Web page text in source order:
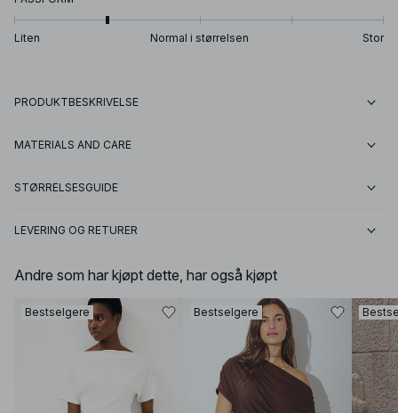
Liten Normal i størrelsen Stor
PRODUKTBESKRIVELSE
MATERIALS AND CARE
STØRRELSESGUIDE
LEVERING OG RETURER
Andre som har kjøpt dette, har også kjøpt
Bestselgere Bestselgere